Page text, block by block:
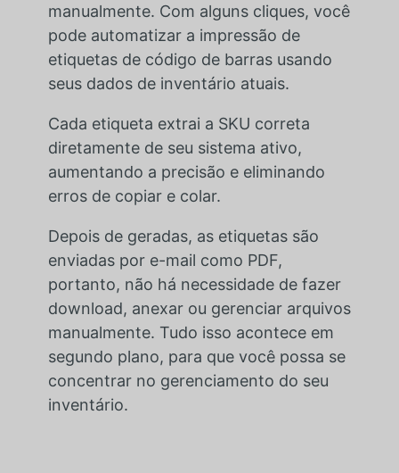
manualmente. Com alguns cliques, você
pode automatizar a impressão de
etiquetas de código de barras usando
seus dados de inventário atuais.
Cada etiqueta extrai a SKU correta
diretamente de seu sistema ativo,
aumentando a precisão e eliminando
erros de copiar e colar.
Depois de geradas, as etiquetas são
enviadas por e-mail como PDF,
portanto, não há necessidade de fazer
download, anexar ou gerenciar arquivos
manualmente. Tudo isso acontece em
segundo plano, para que você possa se
concentrar no gerenciamento do seu
inventário.